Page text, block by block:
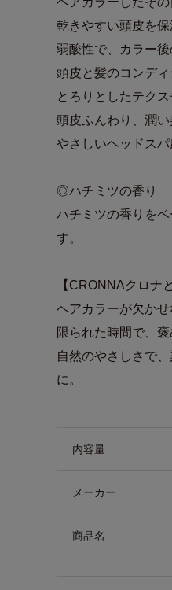
乾きやすい頭皮を
弱酸性で、カラー後
頭皮と髪のコンディ
とろりとしたテク
頭皮ふんわり、潤い
やさしいヘッドスパ
◎ハチミツの香り
ハチミツの香りを
す。
【CRONNAクロナ
ヘアカラーが欠かせ
限られた時間で、
自然のやさしさで
に。
内容量
メーカー
商品名